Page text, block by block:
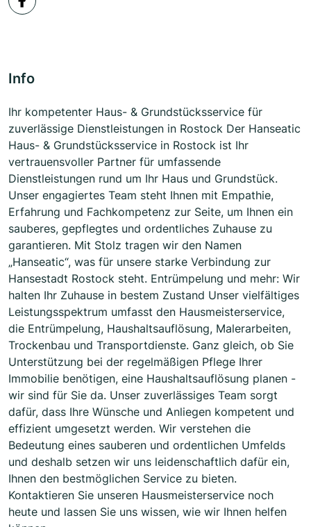
Info
Ihr kompetenter Haus- & Grundstücksservice für
zuverlässige Dienstleistungen in Rostock Der Hanseatic
Haus- & Grundstücksservice in Rostock ist Ihr
vertrauensvoller Partner für umfassende
Dienstleistungen rund um Ihr Haus und Grundstück.
Unser engagiertes Team steht Ihnen mit Empathie,
Erfahrung und Fachkompetenz zur Seite, um Ihnen ein
sauberes, gepflegtes und ordentliches Zuhause zu
garantieren. Mit Stolz tragen wir den Namen
„Hanseatic“, was für unsere starke Verbindung zur
Hansestadt Rostock steht. Entrümpelung und mehr: Wir
halten Ihr Zuhause in bestem Zustand Unser vielfältiges
Leistungsspektrum umfasst den Hausmeisterservice,
die Entrümpelung, Haushaltsauflösung, Malerarbeiten,
Trockenbau und Transportdienste. Ganz gleich, ob Sie
Unterstützung bei der regelmäßigen Pflege Ihrer
Immobilie benötigen, eine Haushaltsauflösung planen -
wir sind für Sie da. Unser zuverlässiges Team sorgt
dafür, dass Ihre Wünsche und Anliegen kompetent und
effizient umgesetzt werden. Wir verstehen die
Bedeutung eines sauberen und ordentlichen Umfelds
und deshalb setzen wir uns leidenschaftlich dafür ein,
Ihnen den bestmöglichen Service zu bieten.
Kontaktieren Sie unseren Hausmeisterservice noch
heute und lassen Sie uns wissen, wie wir Ihnen helfen